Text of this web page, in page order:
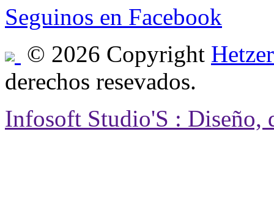
Seguinos en Facebook
© 2026 Copyright
derechos resevados.
Infosoft Studio'S : Diseño,